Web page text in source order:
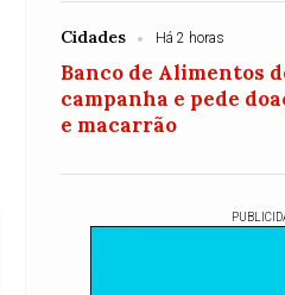
Cidades Há 2 horas
Banco de Alimentos
campanha e pede
e macarrão